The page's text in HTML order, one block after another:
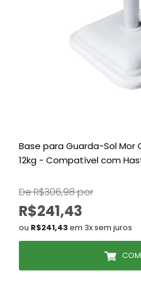
Base para Guarda-Sol
12kg - Compatível com
De R$306,98 por
R$241,43
ou R$241,43em 3x sem juros